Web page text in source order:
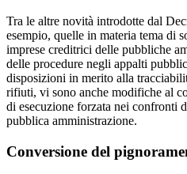
Tra le altre novità introdotte dal
esempio, quelle in materia tema di
imprese creditrici delle pubbliche
delle procedure negli appalti
disposizioni in merito alla
rifiuti, vi sono anche modifiche al
di esecuzione forzata nei confronti
pubblica amministrazione.
Conversione del